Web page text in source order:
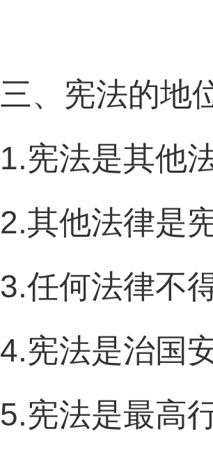
三、宪法的地
1.宪法是其他
2.其他法律是
3.任何法律不
4.宪法是治国
5.宪法是最高